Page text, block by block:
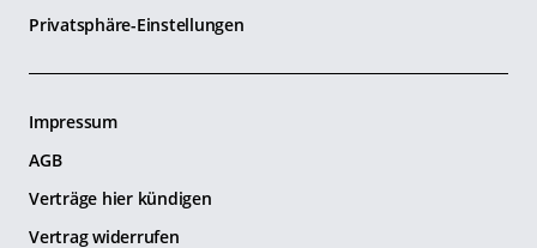
Privatsphäre-Einstellungen
Impressum
AGB
Verträge hier kündigen
Vertrag widerrufen